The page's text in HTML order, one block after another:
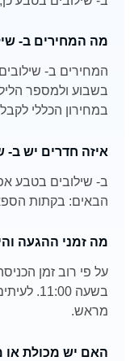
מה המחירים ב-
המחירים ב-
בשבוע ולמספר
במחירון הכללי
איזה חדרים יש ב-
ב- שילובים בטבע
הבאים: בקתות
מה זמני ההגעה
בשעה
מראש.
האם יש מכולת או